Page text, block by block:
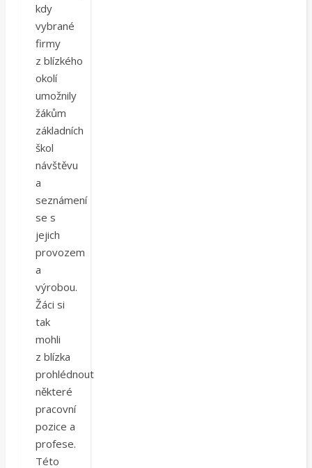
kdy
vybrané
firmy
z blízkého
okolí
umožnily
žákům
základních
škol
návštěvu
a
seznámení
se s
jejich
provozem
a
výrobou.
Žáci si
tak
mohli
z blízka
prohlédnout
některé
pracovní
pozice a
profese.
Této